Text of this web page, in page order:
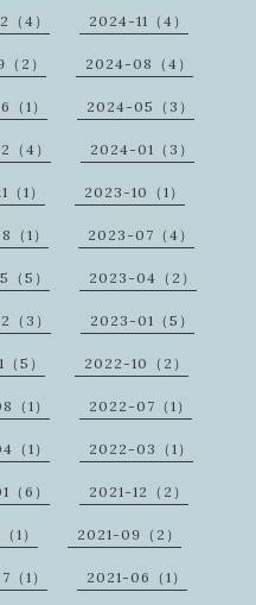
4） 2024-11（4）
2） 2024-08（4）
1） 2024-05（3）
4） 2024-01（3）
1） 2023-10（1）
1） 2023-07（4）
5） 2023-04（2）
3） 2023-01（5）
5） 2022-10（2）
1） 2022-07（1）
1） 2022-03（1）
6） 2021-12（2）
1） 2021-09（2）
1） 2021-06（1）